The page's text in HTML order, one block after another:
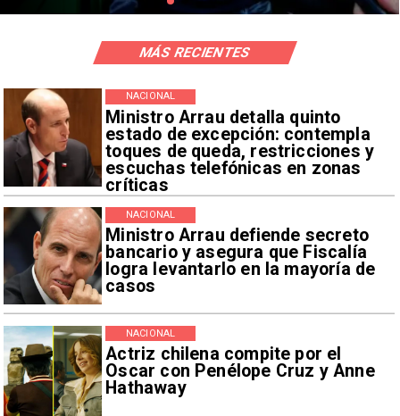
Ministro Arrau detalla quinto
estado de excepción: contempla
toques de queda, restricciones y
escuchas telefónicas en zonas
críticas
NACIONAL
Ministro Arrau defiende secreto
bancario y asegura que Fiscalía
logra levantarlo en la mayoría de
casos
NACIONAL
Actriz chilena compite por el
Oscar con Penélope Cruz y Anne
Hathaway
NACIONAL
MÁS RECIENTES